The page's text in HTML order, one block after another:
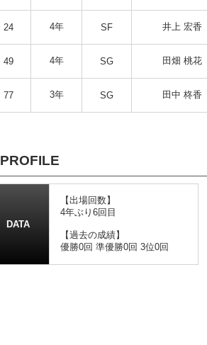
24 4年 SF 井上 宏香
49 4年 SG 田畑 桃花
77 3年 SG 田中 柊香
PROFILE
DATA
【出場回数】
4年ぶり6回目
【過去の成績】
優勝0回 準優勝0回 3位0回